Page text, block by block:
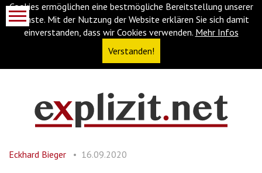
Cookies ermöglichen eine bestmögliche Bereitstellung unserer
Dienste. Mit der Nutzung der Website erklären Sie sich damit
einverstanden, dass wir Cookies verwenden. Mehr Infos
Verstanden!
(Accesskey
Eckhard Bieger 16.09.2020